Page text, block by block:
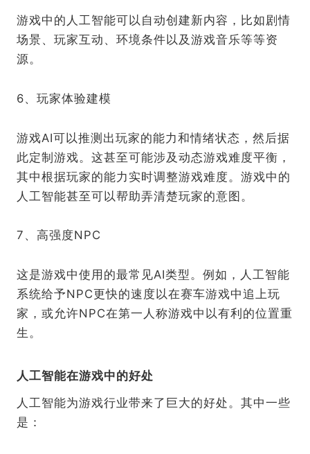
游戏中的人工智能可以自动创建新内容，比如剧情
场景、玩家互动、环境条件以及游戏音乐等等资
源。
6、玩家体验建模
游戏AI可以推测出玩家的能力和情绪状态，然后据
此定制游戏。这甚至可能涉及动态游戏难度平衡，
其中根据玩家的能力实时调整游戏难度。游戏中的
人工智能甚至可以帮助弄清楚玩家的意图。
7、高强度NPC
这是游戏中使用的最常见AI类型。例如，人工智能
系统给予NPC更快的速度以在赛车游戏中追上玩
家，或允许NPC在第一人称游戏中以有利的位置重
生。
人工智能在游戏中的好处
人工智能为游戏行业带来了巨大的好处。其中一些
是：